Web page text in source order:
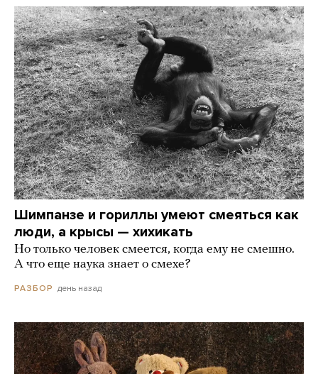
Шимпанзе и гориллы умеют смеяться как
люди, а крысы — хихикать
Но только человек смеется, когда ему не смешно.
А что еще наука знает о смехе?
РАЗБОР день назад